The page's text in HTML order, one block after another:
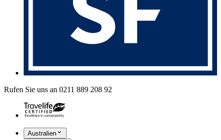
Rufen Sie uns an 0211 889 208 92
Australien